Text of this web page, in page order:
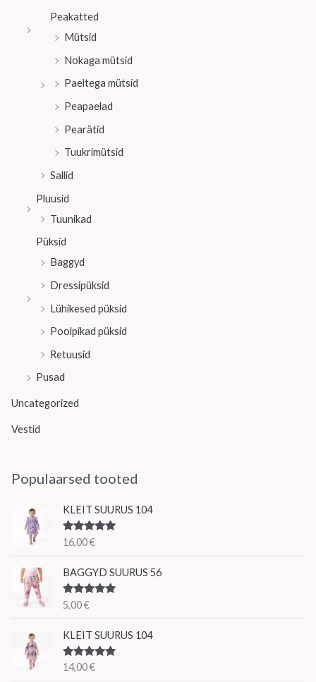
Peakatted
Mütsid
Nokaga mütsid
Paeltega mütsid
Peapaelad
Pearätid
Tuukrimütsid
Sallid
Pluusid
Tuunikad
Püksid
Baggyd
Dressipüksid
Lühikesed püksid
Poolpikad püksid
Retuusid
Pusad
Uncategorized
Vestid
Populaarsed tooted
KLEIT SUURUS 104
Hinnanguga
5.00
16,00€
BAGGYD SUURUS 56
Hinnanguga
5.00
5,00€
KLEIT SUURUS 104
Hinnanguga
5.00
14,00€